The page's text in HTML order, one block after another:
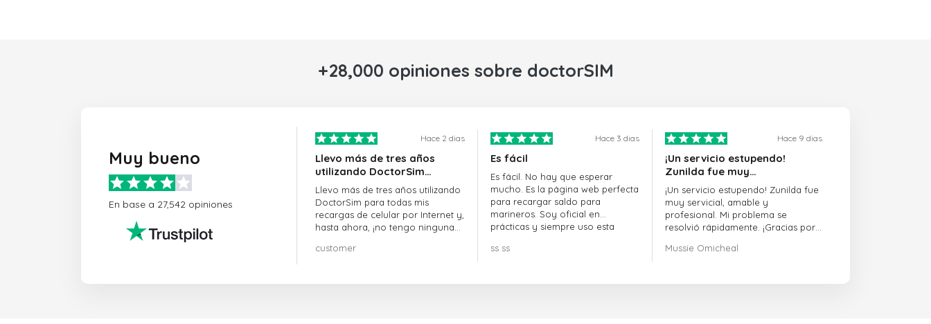
+28,000 opiniones sobre doctorSIM
Muy bueno
En base a 27,542 opiniones
Hace 2 dias
Llevo más de tres años
utilizando DoctorSim…
Llevo más de tres años utilizando
DoctorSim para todas mis
recargas de celular por Internet y,
hasta ahora, ¡no tengo ninguna
customer
Hace 3 dias
Es fácil
Es fácil. No hay que esperar
mucho. Es la página web perfecta
para recargar saldo para
marineros. Soy oficial en
prácticas y siempre uso esta
ss ss
Hace 9 dias
¡Un servicio estupendo!
Zunilda fue muy…
¡Un servicio estupendo! Zunilda fue
muy servicial, amable y
profesional. Mi problema se
resolvió rápidamente. ¡Gracias por
Mussie Omicheal